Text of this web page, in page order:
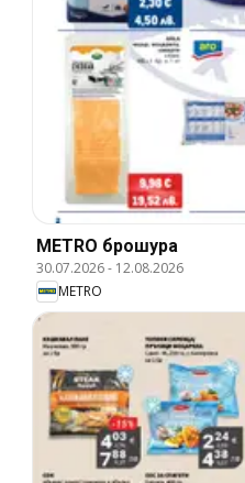
METRO брошура
30.07.2026- 12.08.2026
METRO